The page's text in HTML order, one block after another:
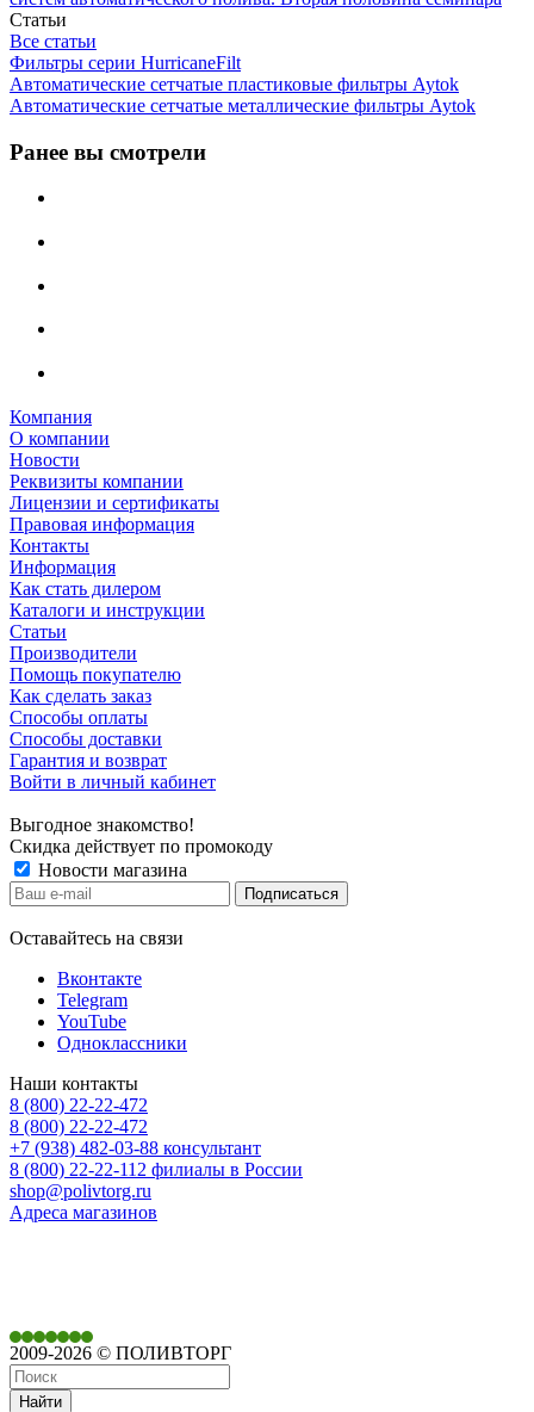
Статьи
Все статьи
Фильтры серии HurricaneFilt
Автоматические сетчатые пластиковые фильтры Aytok
Автоматические сетчатые металлические фильтры Aytok
Ранее вы смотрели
Компания
О компании
Новости
Реквизиты компании
Лицензии и сертификаты
Правовая информация
Контакты
Информация
Как стать дилером
Каталоги и инструкции
Статьи
Производители
Помощь покупателю
Как сделать заказ
Способы оплаты
Способы доставки
Гарантия и возврат
Войти в личный кабинет
Выгодное знакомство!
Скидка действует по промокоду
Новости магазина
Оставайтесь на связи
Вконтакте
Telegram
YouTube
Одноклассники
Наши контакты
8 (800) 22-22-472
8 (800) 22-22-472
+7 (938) 482-03-88 консультант
8 (800) 22-22-112 филиалы в России
shop@polivtorg.ru
Адреса магазинов
2009-2026 © ПОЛИВТОРГ
Найти